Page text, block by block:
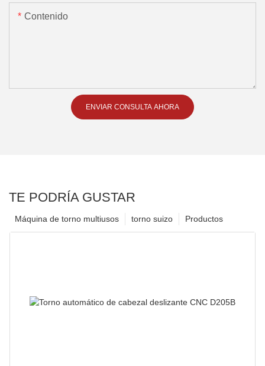
Contenido
ENVIAR CONSULTA AHORA
TE PODRÍA GUSTAR
Productos
torno suizo
Máquina de torno multiusos